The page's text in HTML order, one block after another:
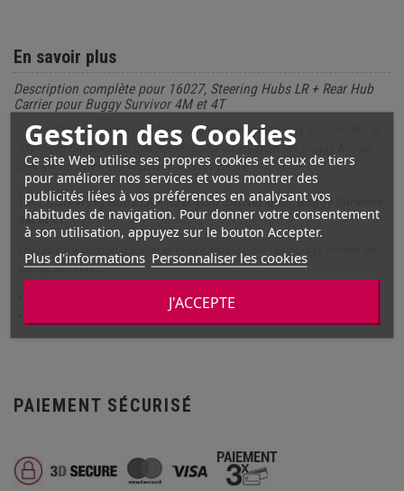
Gestion des Cookies
Ce site Web utilise ses propres cookies et ceux de tiers
pour améliorer nos services et vous montrer des
publicités liées à vos préférences en analysant vos
habitudes de navigation. Pour donner votre consentement
à son utilisation, appuyez sur le bouton Accepter.
Plus d'informations Personnaliser les cookies
J'ACCEPTE
En savoir plus
Description complète pour 16027, Steering Hubs LR + Rear Hub
Carrier pour Buggy Survivor 4M et 4T
16027, Steering Hubs LR + Rear Hub Carrier pour Buggy Survivor 4M et
4TMoyeu de direction gauche et droite arrière pour les buggy Amewi
des séries suivantes :Survivor 4MSurvivor 4T
16027, Steering Hubs LR + Rear Hub Carrier pour Buggy Survivor
4M et 4T
Moyeu de direction gauche et droite arrière pour les buggy Amewi des
séries suivantes :
PAIEMENT SÉCURISÉ